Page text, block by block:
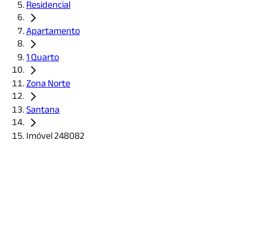
Residencial
Apartamento
1 Quarto
Zona Norte
Santana
Imóvel 248082